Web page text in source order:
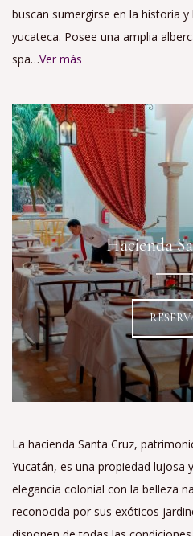
buscan sumergirse en la historia
yucateca. Posee una amplia
spa…Ver más
Hacienda
La hacienda Santa Cruz,
Yucatán, es una propiedad lujosa
elegancia colonial con la belleza
reconocida por sus exóticos